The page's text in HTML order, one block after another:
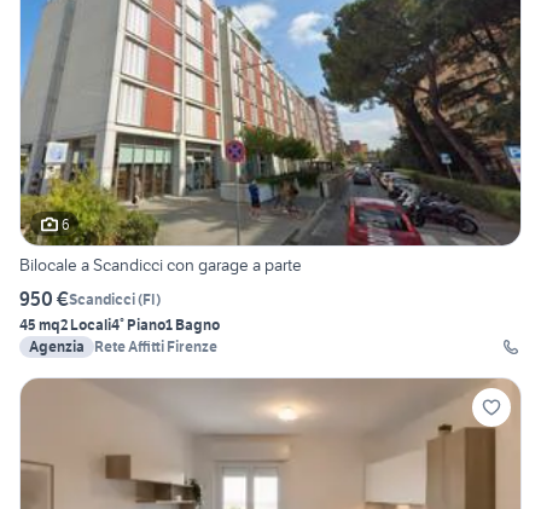
6
Bilocale a Scandicci con garage a parte
950 €Scandicci(FI)
45 mq2 Locali4° Piano1 Bagno
Agenzia
Rete Affitti Firenze